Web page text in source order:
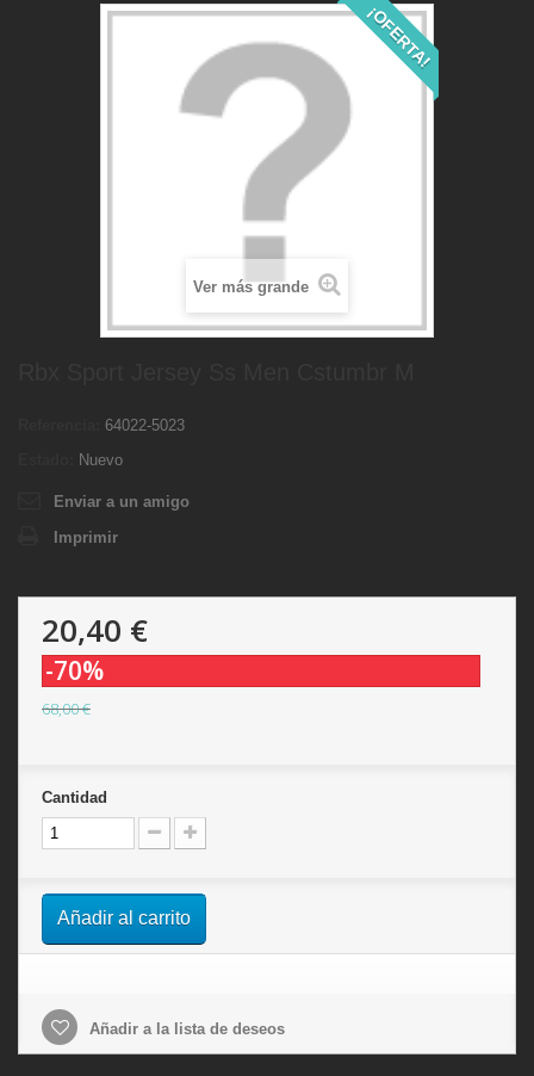
¡OFERTA!
Ver más grande
64022-5023
Nuevo
Enviar a un amigo
Imprimir
20,40 €
-70%
68,00 €
Cantidad
Añadir al carrito
Añadir a la lista de deseos